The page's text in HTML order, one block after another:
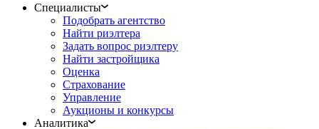
Специалисты
Подобрать агентство
Найти риэлтера
Задать вопрос риэлтеру
Найти застройщика
Оценка
Страхование
Управление
Аукционы и конкурсы
Аналитика